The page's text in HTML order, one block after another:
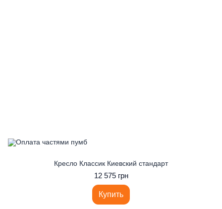
Кресло Классик Киевский стандарт
12 575 грн
Купить